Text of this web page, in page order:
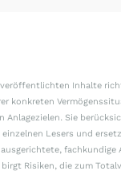
veröffentlichten Inhalte
konkreten
Anlagezielen. Sie
Lesers und
fachkundige
Risiken, die zum